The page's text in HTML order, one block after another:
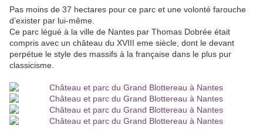
Pas moins de 37 hectares pour ce parc et une volonté farouche
d’exister par lui-même.
Ce parc légué à la ville de Nantes par Thomas Dobrée était
compris avec un château du XVIII eme siècle, dont le devant
perpétue le style des massifs à la française dans le plus pur
classicisme.